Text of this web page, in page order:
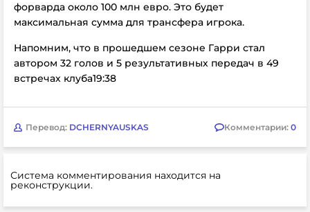
форварда около 100 млн евро. Это будет
максимальная сумма для трансфера игрока.
Напомним, что в прошедшем сезоне Гарри стал
автором 32 голов и 5 результативных передач в 49
встречах клуба19:38
Перевод: DCHERNYAUSKAS Комментарии: 0
Система комментирования находится на
реконструкции.